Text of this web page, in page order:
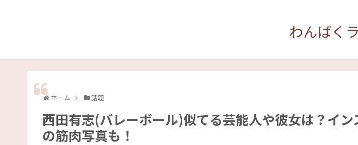
わんぱく
ホーム 話題
西田有志(バレーボール)似てる芸能人や彼女は？イ
の筋肉写真も！